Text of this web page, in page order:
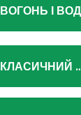
ВОГОНЬ І
КЛАСИЧНИЙ ПАСЬЯНС